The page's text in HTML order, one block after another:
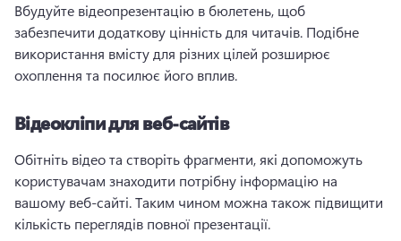
Вбудуйте відеопрезентацію в бюлетень, щоб
забезпечити додаткову цінність для читачів. Подібне
використання вмісту для різних цілей розширює
охоплення та посилює його вплив.
Відеокліпи для веб-сайтів
Обітніть відео та створіть фрагменти, які допоможуть
користувачам знаходити потрібну інформацію на
вашому веб-сайті. Таким чином можна також підвищити
кількість переглядів повної презентації.